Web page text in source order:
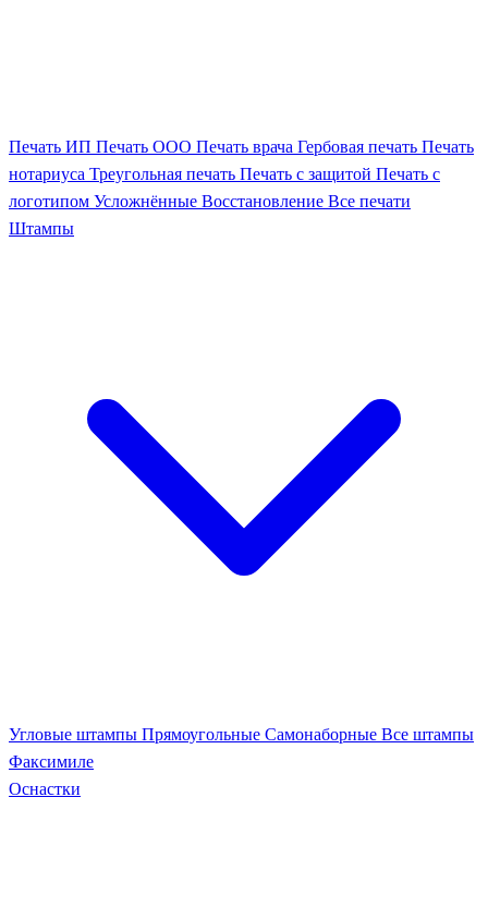
Печать ИП Печать ООО Печать врача Гербовая печать Печать
нотариуса Треугольная печать Печать с защитой Печать с
логотипом Усложнённые Восстановление Все печати
Штампы
Угловые штампы Прямоугольные Самонаборные Все штампы
Факсимиле
Оснастки